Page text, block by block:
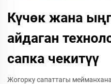
Күчөк жана
айдаган
сапка чекитүү
Жогорку сапаттагы